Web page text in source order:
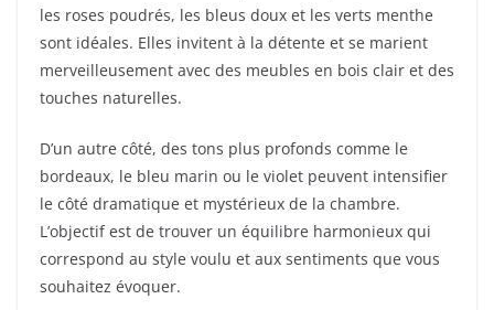
les roses poudrés, les bleus doux et les verts menthe
sont idéales. Elles invitent à la détente et se marient
merveilleusement avec des meubles en bois clair et des
touches naturelles.
D’un autre côté, des tons plus profonds comme le
bordeaux, le bleu marin ou le violet peuvent intensifier
le côté dramatique et mystérieux de la chambre.
L’objectif est de trouver un équilibre harmonieux qui
correspond au style voulu et aux sentiments que vous
souhaitez évoquer.